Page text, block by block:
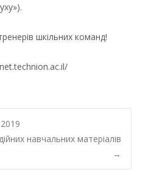
шкільних команд!
навчальних матеріалів
→